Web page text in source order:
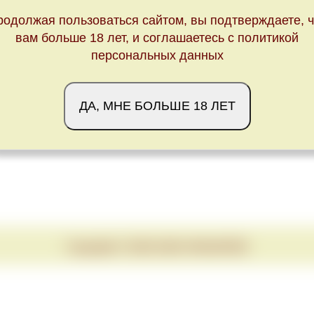
пользоваться сайтом, вы подтверждаете,
вам больше 18 лет, и соглашаетесь с политикой
персональных данных
ДА, МНЕ БОЛЬШЕ 18 ЛЕТ